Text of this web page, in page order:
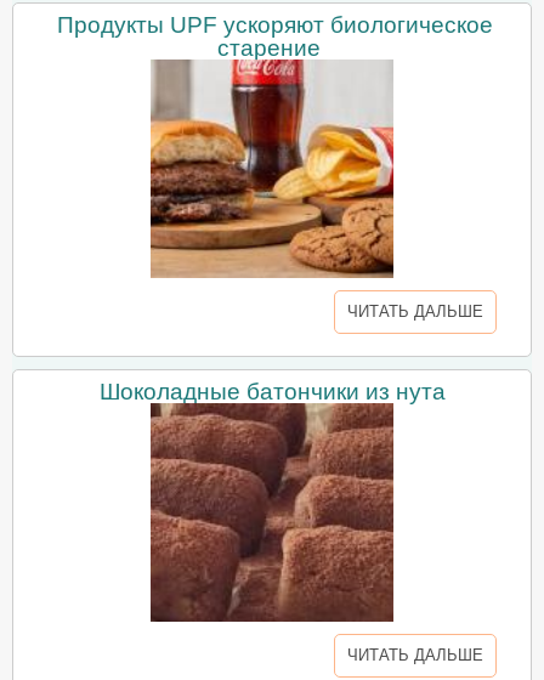
Продукты UPF ускоряют биологическое
старение
ЧИТАТЬ ДАЛЬШЕ
Шоколадные батончики из нута
ЧИТАТЬ ДАЛЬШЕ